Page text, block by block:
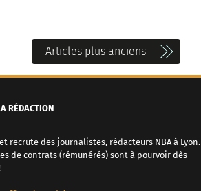
Articles plus anciens
RÉDACTION
recrute des journalistes, rédacteurs NBA à Lyon.
de contrats (rémunérés) sont à pourvoir dès